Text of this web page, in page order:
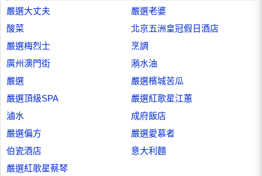
嚴選大丈夫
嚴選老婆
酸菜
北京五洲皇冠假日酒店
嚴選梅烈士
烹調
廣州澳門街
潲水油
嚴選
嚴選檳城苦瓜
嚴選頂級SPA
嚴選紅歌星江蕙
滷水
成府飯店
嚴選偏方
嚴選愛慕者
伯瓷酒店
意大利麵
嚴選紅歌星蔡琴